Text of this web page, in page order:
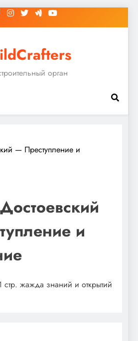
орган
— Преступление и
и
жажда знаний и открытий